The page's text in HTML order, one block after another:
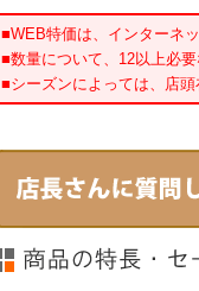
■WEB特価は、インターネ
■数量について、12以上必
■シーズンによっては、店頭